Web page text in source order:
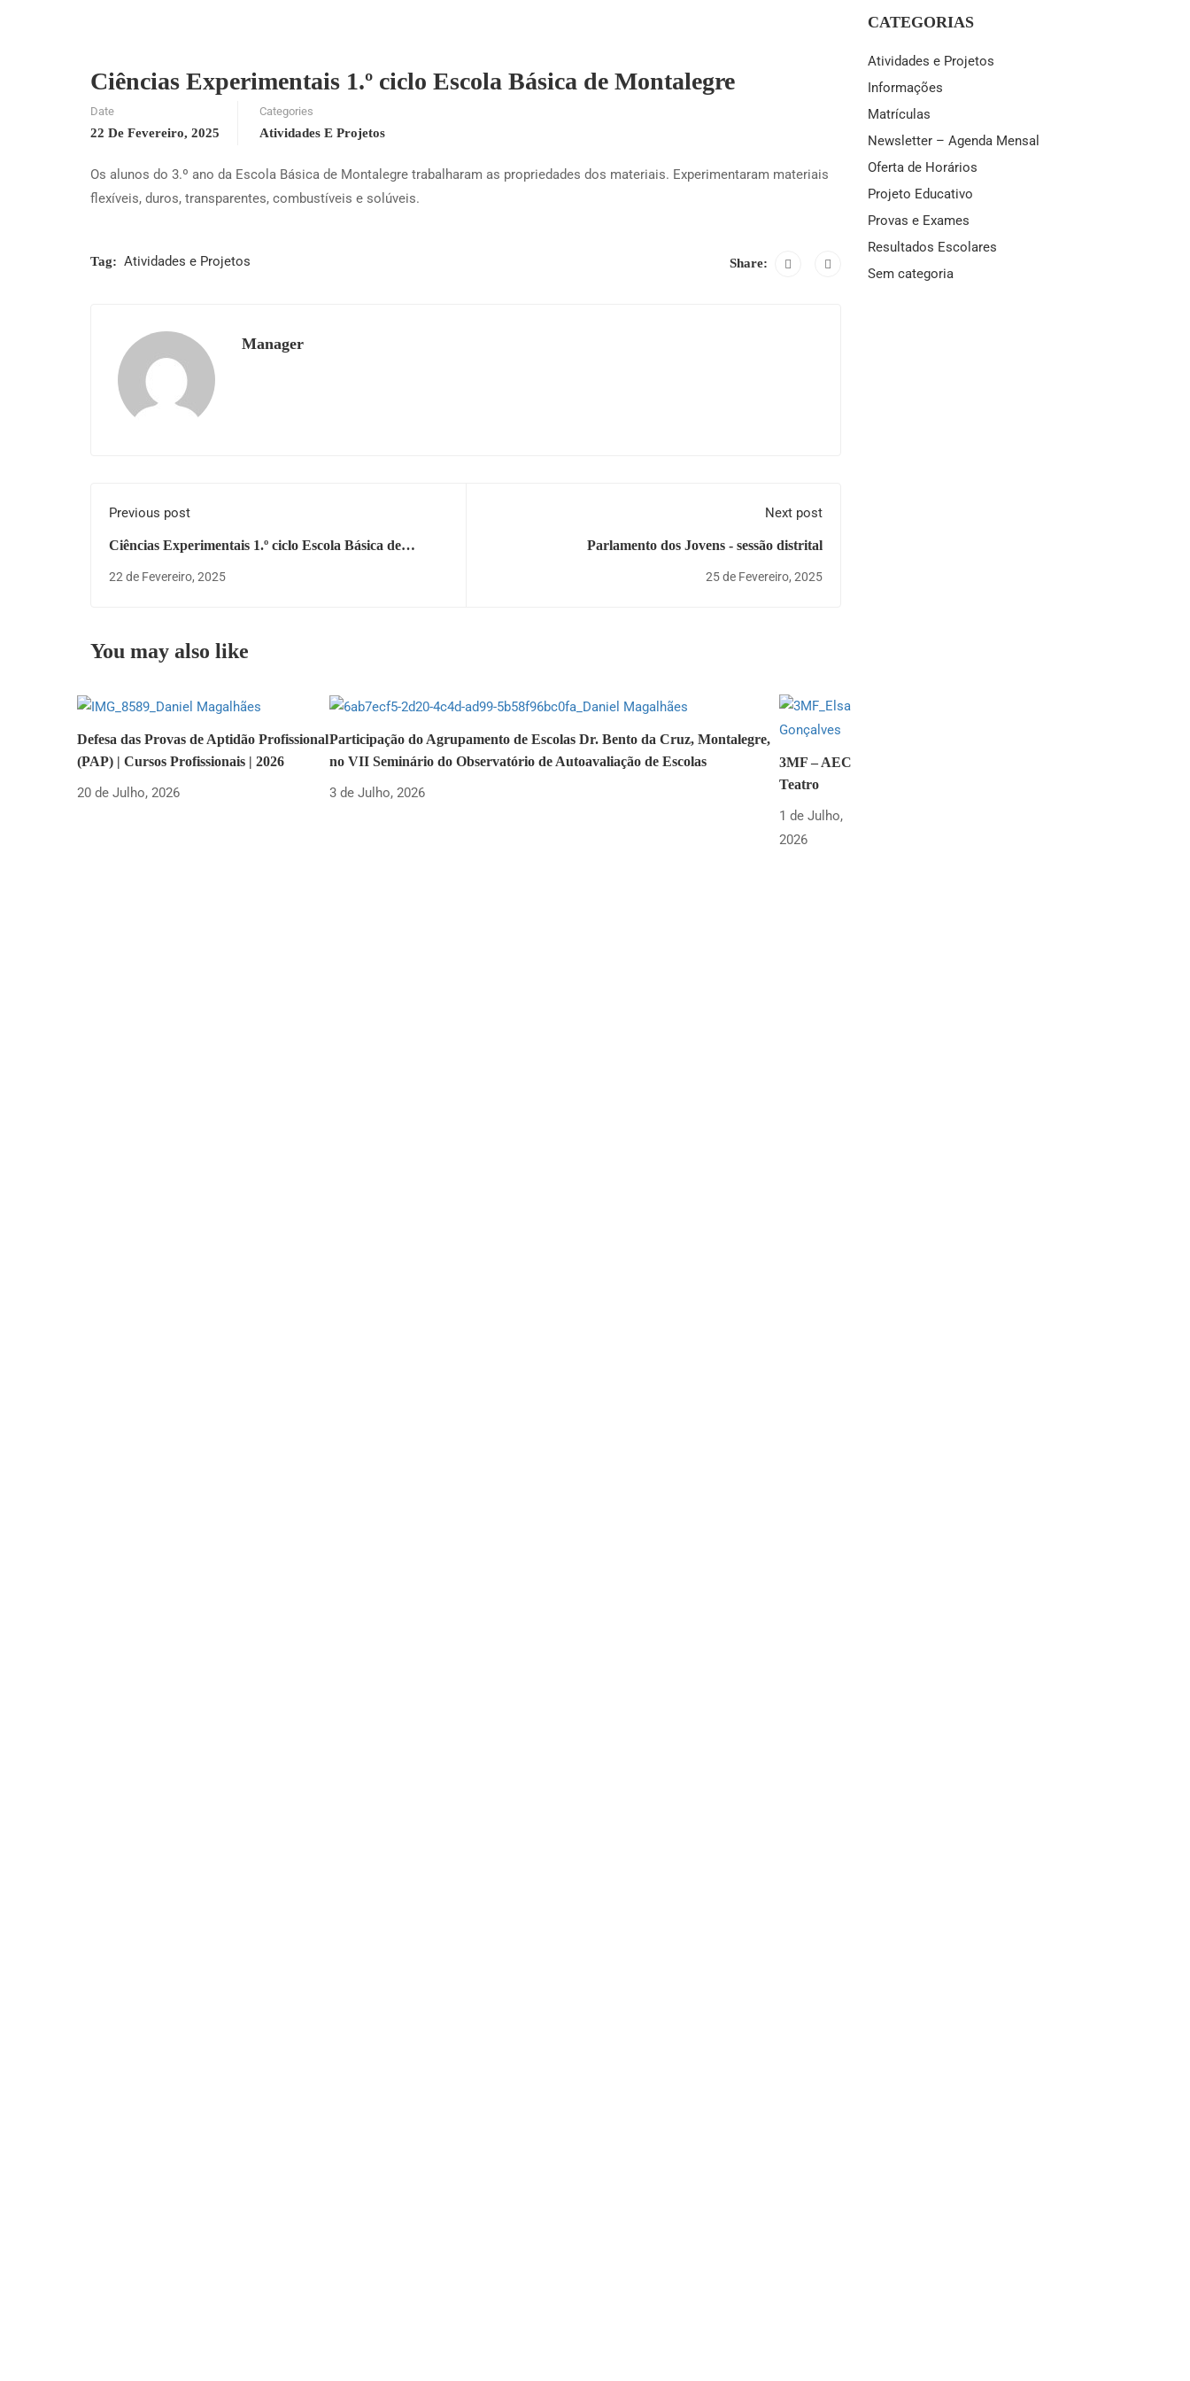
Ciências Experimentais 1.º ciclo Escola Básica de Montalegre
Date
22 De Fevereiro, 2025
Categories
Atividades E Projetos
Os alunos do 3.º ano da Escola Básica de Montalegre trabalharam as propriedades dos materiais. Experimentaram materiais
flexíveis, duros, transparentes, combustíveis e solúveis.
Tag: Atividades e Projetos Share:
Manager
Previous post
Ciências Experimentais 1.º ciclo Escola Básica de
22 de Fevereiro, 2025
Next post
Parlamento dos Jovens - sessão distrital
25 de Fevereiro, 2025
You may also like
Defesa das Provas de Aptidão Profissional
(PAP) | Cursos Profissionais | 2026
20 de Julho, 2026
Participação do Agrupamento de Escolas Dr. Bento da Cruz, Montalegre,
no VII Seminário do Observatório de Autoavaliação de Escolas
3 de Julho, 2026
3MF – AEC
Teatro
1 de Julho,
2026
CATEGORIAS
Atividades e Projetos
Informações
Matrículas
Newsletter – Agenda Mensal
Oferta de Horários
Projeto Educativo
Provas e Exames
Resultados Escolares
Sem categoria